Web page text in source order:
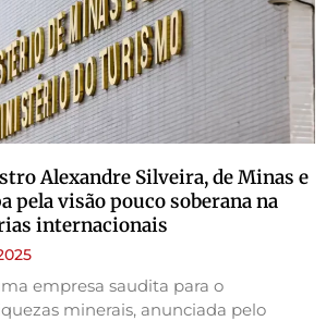
Alexandre Silveira, de Minas e
pela visão pouco soberana na
internacionais
empresa saudita para o
minerais, anunciada pelo